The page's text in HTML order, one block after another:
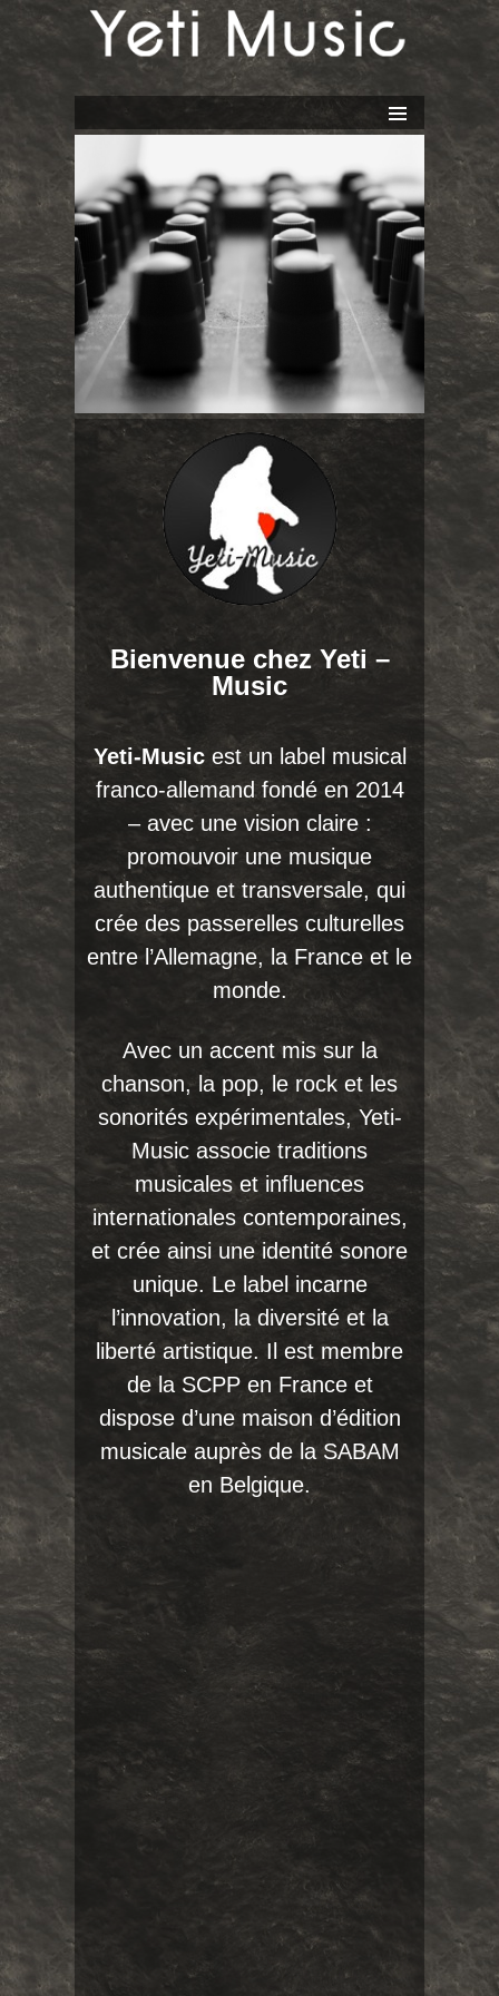
ALLER
CONTENU
Bienvenue chez Yeti –
Music
Yeti-Musicest un label musical
franco-allemand fondé en 2014
– avec une vision claire :
promouvoir une musique
authentique et transversale, qui
crée des passerelles culturelles
entre l’Allemagne, la France et le
monde.
Avec un accent mis sur la
chanson, la pop, le rock et les
sonorités expérimentales, Yeti-
Music associe traditions
musicales et influences
internationales contemporaines,
et crée ainsi une identité sonore
unique. Le label incarne
l’innovation, la diversité et la
liberté artistique. Il est membre
de la SCPP en France et
dispose d’une maison d’édition
musicale auprès de la SABAM
en Belgique.